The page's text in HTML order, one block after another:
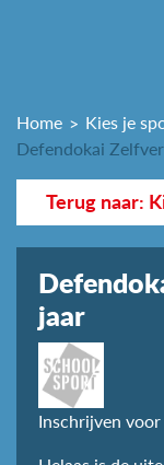
Home
Kies je
Defendokai
Terug naar:
jaar
Inschrijven